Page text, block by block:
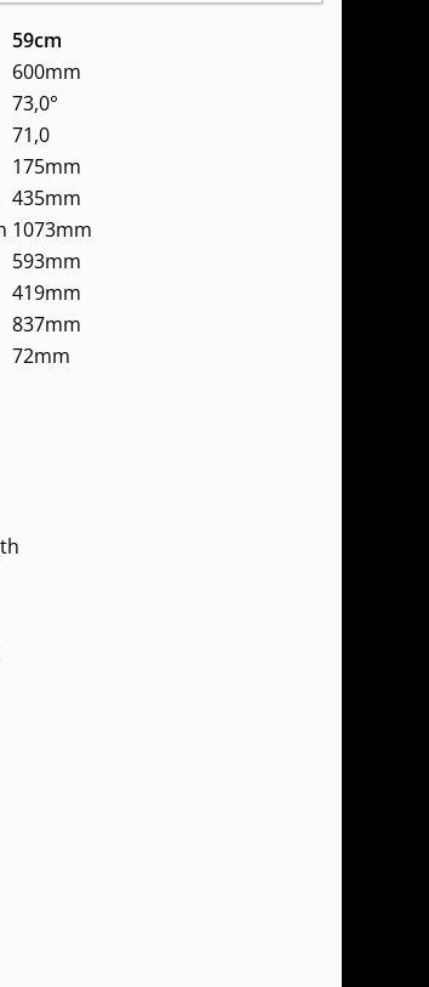
59cm
600mm
73,0°
71,0
175mm
435mm
1073mm
593mm
419mm
837mm
72mm